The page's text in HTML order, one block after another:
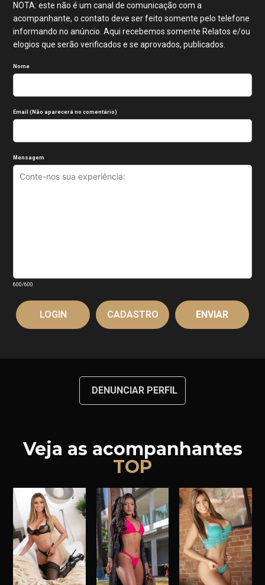
NOTA: este não é um canal de comunicação com a
acompanhante, o contato deve ser feito somente pelo telefone
informando no anúncio. Aqui recebemos somente Relatos e/ou
elogios que serão verificados e se aprovados, publicados.
Nome
Email (Não aparecerá no comentário)
Mensagem
600/600
LOGIN CADASTRO
DENUNCIAR PERFIL
Veja as acompanhantes
TOP